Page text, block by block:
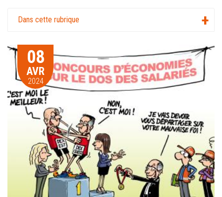
Dans cette rubrique
08
AVR
2024